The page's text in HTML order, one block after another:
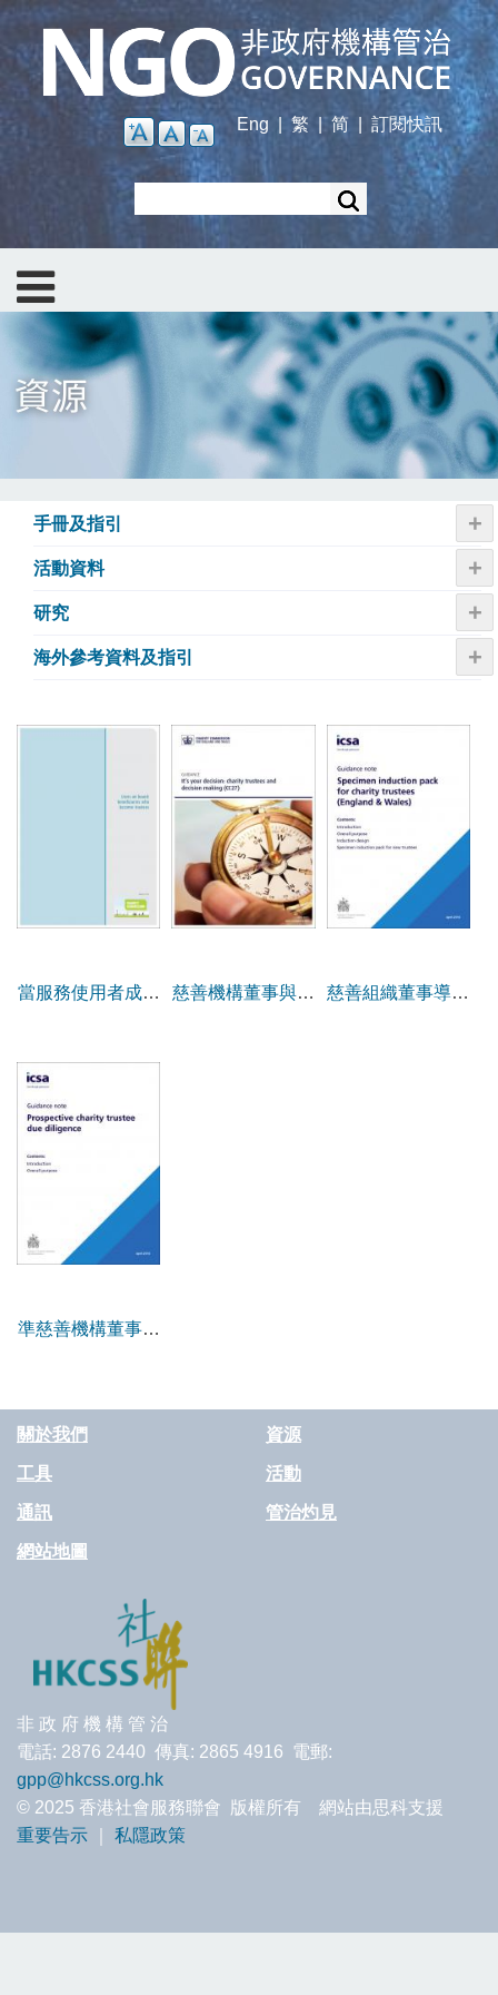
Skip
main
content
Eng
繁 | 简 訂閱快訊
手冊及指引 +
活動資料 +
研究 +
海外參考資料及指引 +
當服務使用者成為
慈善機構董事與決
慈善組織董事導向
準慈善機構董事盡
關於我們 資源
工具 活動
通訊 管治灼見
網站地圖
非 政 府 機 構 管 治
電話: 2876 2440 傳真: 2865 4916 電郵:
gpp@hkcss.org.hk
© 2025 香港社會服務聯會 版權所有 網站由思科支援
重要告示
私隱政策